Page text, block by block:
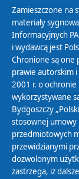
Cyfryzacja DAB+
Polityka
Abonament
Zamówienia
Biuletyn
Zamieszczone na
materiały
Informacyjnych
i wydawcą jest
Chronione są one
prawie autorskim
2001 r. o ochronie
wykorzystywane
Bydgoszczy
stosownej umowy
przedmiotowych
przewidzianymi
dozwolonym
zastrzega, iż